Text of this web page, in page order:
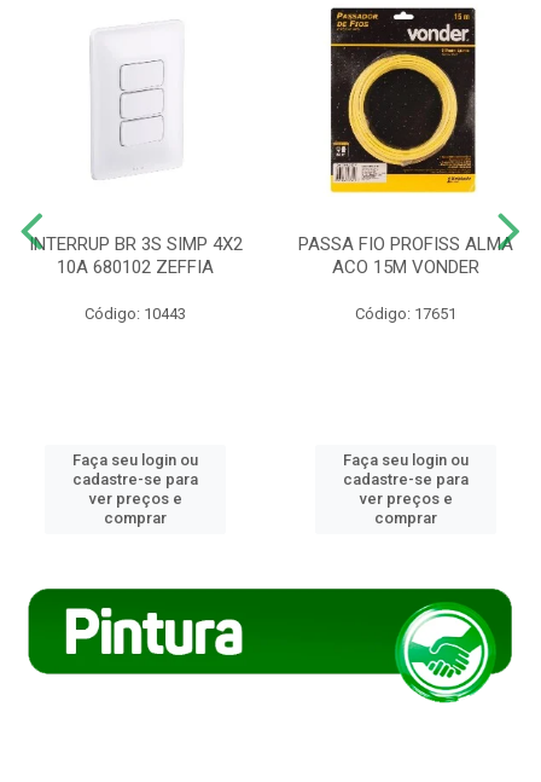
INTERRUP BR 3S SIMP 4X2
10A 680102 ZEFFIA
Código: 10443
Faça seu login ou
cadastre-se para
ver preços e
comprar
PASSA FIO PROFISS ALMA
ACO 15M VONDER
Código: 17651
Faça seu login ou
cadastre-se para
ver preços e
comprar